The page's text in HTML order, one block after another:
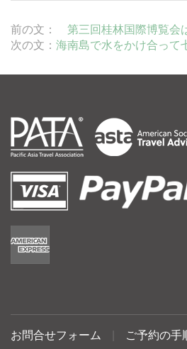
前の文：
第三回桂林国際博覧会
次の文： 海南島で水をかけ合って
お問合せフォーム ご予約の手